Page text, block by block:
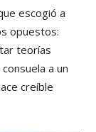
escogió a
opuestos:
teorías
a un
creíble